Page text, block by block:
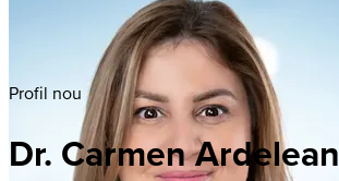
Profil nou
Dr. Carmen Ardelean